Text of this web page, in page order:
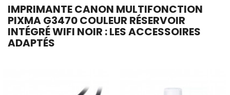
IMPRIMANTE CANON MULTIFONCTION
PIXMA G3470 COULEUR RÉSERVOIR
INTÉGRÉ WIFI NOIR : LES ACCESSOIRES
ADAPTÉS